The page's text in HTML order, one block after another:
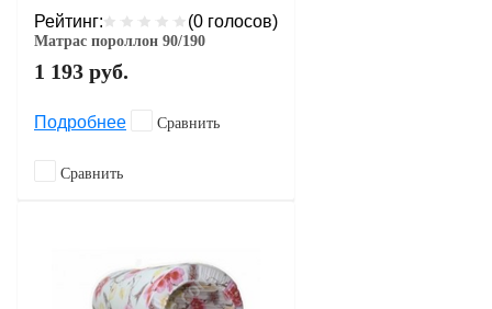
Рейтинг: (0 голосов)
Матрас пороллон 90/190
1 193 руб.
Подробнее Сравнить
Сравнить